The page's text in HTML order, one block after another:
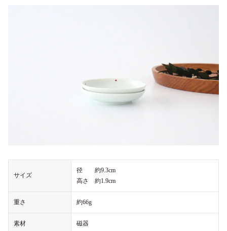
サイズ
径 約9.3cm
高さ 約1.9cm
重さ 約66g
素材 磁器